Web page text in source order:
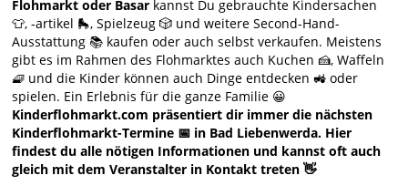
Flohmarkt oder Basar kannst Du gebrauchte Kindersachen
👕, -artikel 🛼, Spielzeug 🎲 und weitere Second-Hand-
Ausstattung 📚 kaufen oder auch selbst verkaufen. Meistens
gibt es im Rahmen des Flohmarktes auch Kuchen 🍰, Waffeln
🧇 und die Kinder können auch Dinge entdecken 🚜 oder
spielen. Ein Erlebnis für die ganze Familie 😀
Kinderflohmarkt.com präsentiert dir immer die nächsten
Kinderflohmarkt-Termine 📅 in Bad Liebenwerda. Hier
findest du alle nötigen Informationen und kannst oft auch
gleich mit dem Veranstalter in Kontakt treten 👋